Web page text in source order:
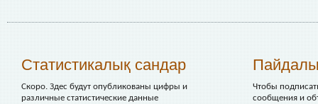
Статистикалық сандар
Скоро. Здес будут опубликованы цифры и
различные статистические данные
Чтобы
сообщения и